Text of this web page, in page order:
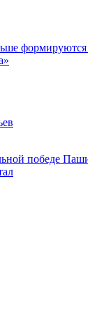
победе